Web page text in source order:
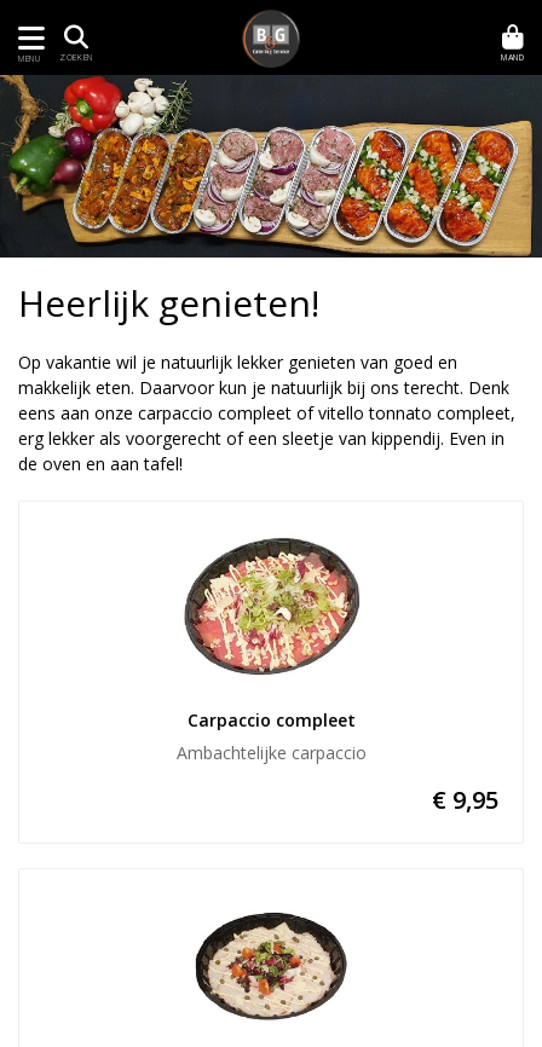
MENU ZOEKEN MAND
Heerlijk genieten!
Op vakantie wil je natuurlijk lekker genieten van goed en
makkelijk eten. Daarvoor kun je natuurlijk bij ons terecht. Denk
eens aan onze carpaccio compleet of vitello tonnato compleet,
erg lekker als voorgerecht of een sleetje van kippendij. Even in
de oven en aan tafel!
Carpaccio compleet
Ambachtelijke carpaccio
€ 9,95